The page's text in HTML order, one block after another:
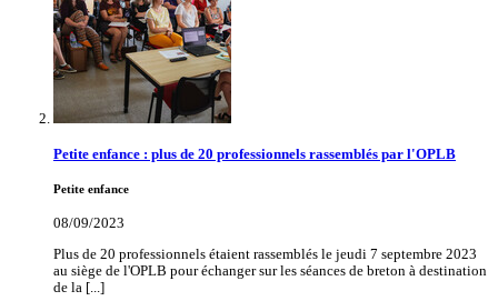
Petite enfance : plus de 20 professionnels rassemblés par l'OPLB
Petite enfance
08/09/2023
Plus de 20 professionnels étaient rassemblés le jeudi 7 septembre 2023
au siège de l'OPLB pour échanger sur les séances de breton à destination
de la [...]